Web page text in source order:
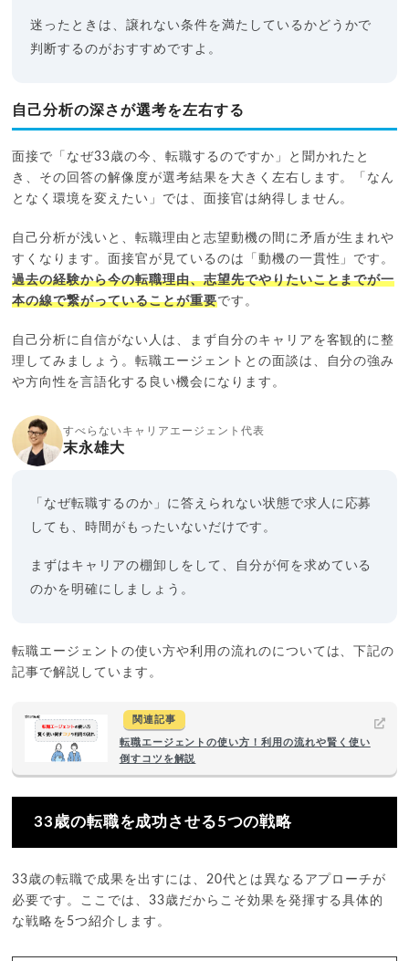
迷ったときは、譲れない条件を満たしているかどうかで
判断するのがおすすめですよ。
自己分析の深さが選考を左右する
面接で「なぜ33歳の今、転職するのですか」と聞かれたと
き、その回答の解像度が選考結果を大きく左右します。「なん
となく環境を変えたい」では、面接官は納得しません。
自己分析が浅いと、転職理由と志望動機の間に矛盾が生まれや
すくなります。面接官が見ているのは「動機の一貫性」です。
過去の経験から今の転職理由、志望先でやりたいことまでが一
本の線で繋がっていることが重要です。
自己分析に自信がない人は、まず自分のキャリアを客観的に整
理してみましょう。転職エージェントとの面談は、自分の強み
や方向性を言語化する良い機会になります。
すべらないキャリアエージェント代表
末永雄大
「なぜ転職するのか」に答えられない状態で求人に応募
しても、時間がもったいないだけです。
まずはキャリアの棚卸しをして、自分が何を求めている
のかを明確にしましょう。
転職エージェントの使い方や利用の流れのについては、下記の
記事で解説しています。
関連記事
転職エージェントの使い方！利用の流れや賢く使い
倒すコツを解説
33歳の転職を成功させる5つの戦略
33歳の転職で成果を出すには、20代とは異なるアプローチが
必要です。ここでは、33歳だからこそ効果を発揮する具体的
な戦略を5つ紹介します。